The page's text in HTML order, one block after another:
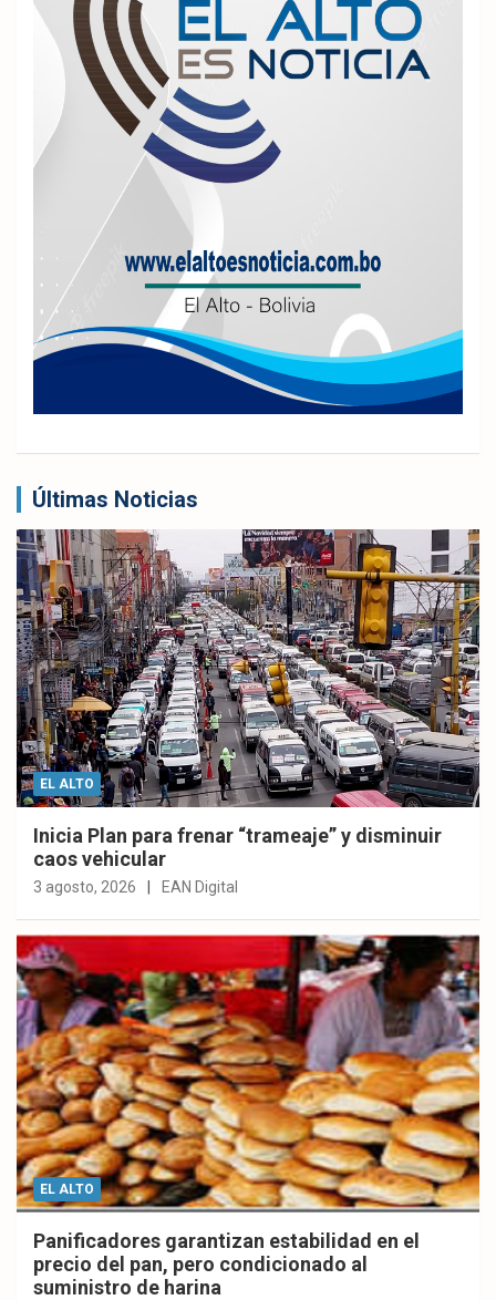
Últimas Noticias
EL ALTO
Inicia Plan para frenar “trameaje” y disminuir
caos vehicular
3 agosto, 2026 EAN Digital
EL ALTO
Panificadores garantizan estabilidad en el
precio del pan, pero condicionado al
suministro de harina